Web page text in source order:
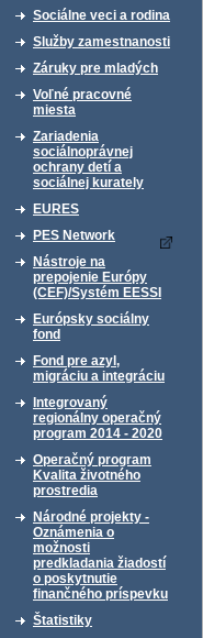
Sociálne veci a rodina
Služby zamestnanosti
Záruky pre mladých
Voľné pracovné
miesta
Zariadenia
sociálnoprávnej
ochrany detí a
sociálnej kurately
EURES
PES Network
Nástroje na
prepojenie Európy
(CEF)/Systém EESSI
Európsky sociálny
fond
Fond pre azyl,
migráciu a integráciu
Integrovaný
regionálny operačný
program 2014 - 2020
Operačný program
Kvalita životného
prostredia
Národné projekty -
Oznámenia o
možnosti
predkladania žiadostí
o poskytnutie
finančného príspevku
Štatistiky